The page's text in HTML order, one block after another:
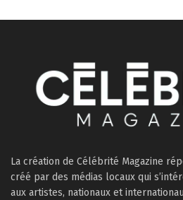
La création de Célébrité Magazine
créé par des médias locaux qui
aux artistes, nationaux et